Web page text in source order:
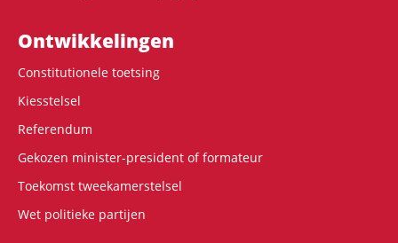
Ontwikke­lingen
Constitutionele toetsing
Kiesstelsel
Referendum
Gekozen minister-president of formateur
Toekomst tweekamerstelsel
Wet politieke partijen